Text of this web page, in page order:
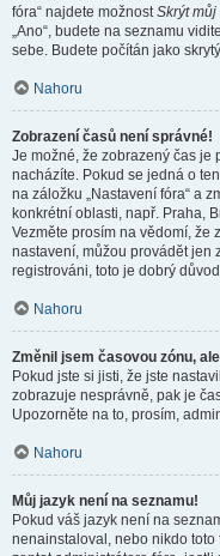
fóra“ najdete možnostSkrýt
„Ano“, budete na seznamu
sebe. Budete počítán jako
Nahoru
Zobrazení časů není správné!
Je možné, že zobrazený čas je
nacházíte. Pokud se jedná o
na záložku „Nastavení fóra“ a
konkrétní oblasti, např. Praha,
Vezměte prosím na vědomí, že
nastavení, můžou provádět jen
registrováni, toto je dobrý
Nahoru
Změnil jsem časovou zónu,
Pokud jste si jisti, že jste
zobrazuje nesprávně, pak je
Upozorněte na to, prosím,
Nahoru
Můj jazyk není na seznamu!
Pokud váš jazyk není na
nenainstaloval, nebo nikdo